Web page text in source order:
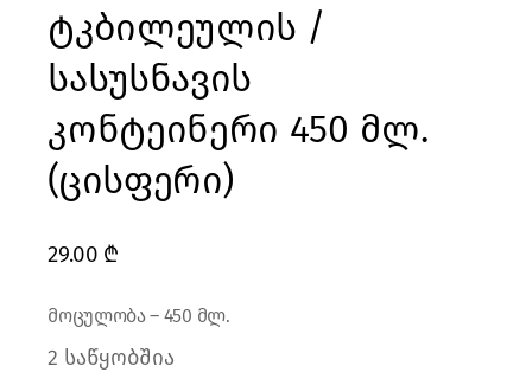
ტკბილეულის /
სასუსნავის
კონტეინერი 450 მლ.
(ცისფერი)
29.00 ₾
მოცულობა – 450 მლ.
2 საწყობშია